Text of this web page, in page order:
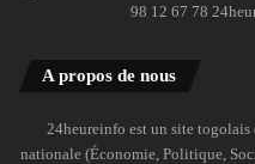
98 12 67 78
A propos de nous
24heureinfo est un site
nationale (Économie, Politique,